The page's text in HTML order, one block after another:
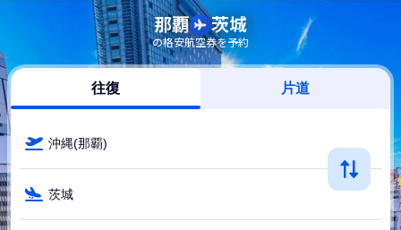
那覇（沖縄）空港発→茨城空港行きの格安航空券・飛行機・
那覇 茨城
の格安航空券を予約
往復 片道
沖縄(那覇)
茨城